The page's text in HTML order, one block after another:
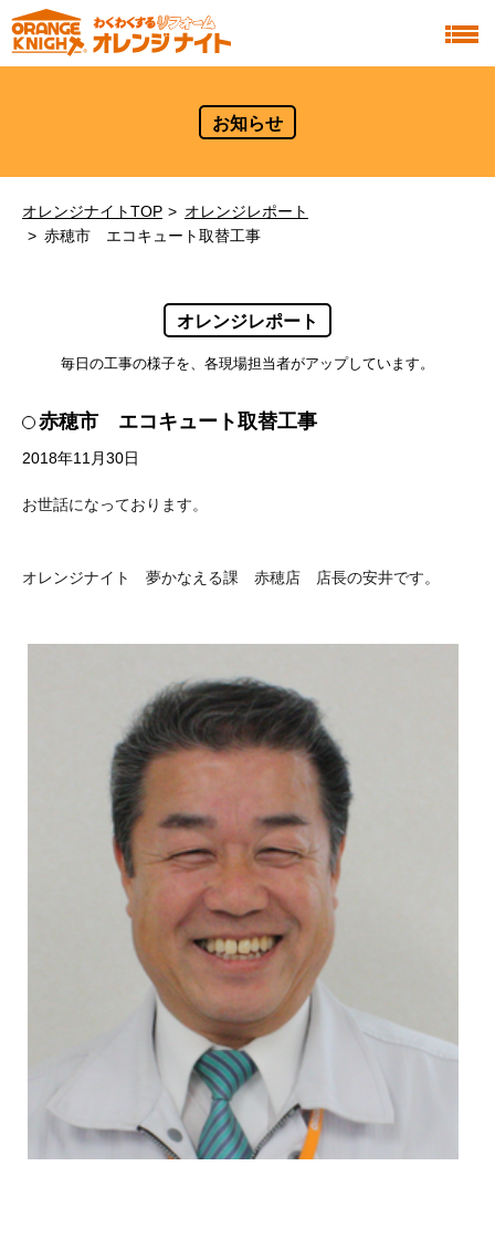
お知らせ
オレンジナイトTOP
オレンジレポート
赤穂市 エコキュート取替工事
オレンジレポート
毎日の工事の様子を、各現場担当者がアップしています。
赤穂市 エコキュート取替工事
2018年11月30日
お世話になっております。
オレンジナイト 夢かなえる課 赤穂店 店長の安井です。